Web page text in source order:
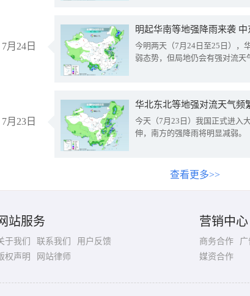
7月24日
明起华南等地强降雨来袭
今明两天（7月24日至25日），
弱态势，但局地仍会有强对流天
7月23日
华北东北等地强对流天气频
今天（7月23日）我国正式进入
伸，南方的强降雨将明显减弱。
查看更多>>
站服务
于我们 联系我们
用户反馈
权声明
网站律师
营销中心
商务合作
广
媒资合作